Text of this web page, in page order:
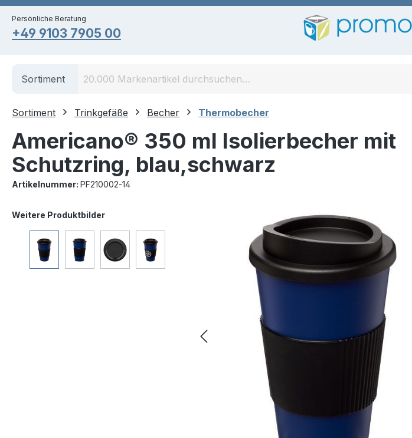
Persönliche Beratung
+49 9103 7905 00
Sortiment
Sortiment Trinkgefäße Becher Thermobecher
Americano® 350 ml Isolierbecher mit
Schutzring, blau,schwarz
Artikelnummer: PF210002-14
Bildergalerie überspringen
Weitere Produktbilder